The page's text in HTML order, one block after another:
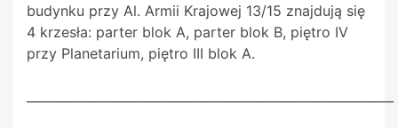
budynku przy Al. Armii Krajowej 13/15 znajdują się
4 krzesła: parter blok A, parter blok B, piętro IV
przy Planetarium, piętro III blok A.